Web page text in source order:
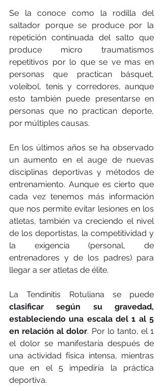
Se la conoce como la rodilla del
saltador porque se produce por la
repetición continuada del salto que
produce micro traumatismos
repetitivos por lo que se ve mas en
personas que practican básquet,
voleibol, tenis y corredores, aunque
esto también puede presentarse en
personas que no practican deporte,
por múltiples causas.
En los últimos años se ha observado
un aumento en el auge de nuevas
disciplinas deportivas y métodos de
entrenamiento. Aunque es cierto que
cada vez tenemos más información
que nos permite evitar lesiones en los
atletas, también va creciendo el nivel
de los deportistas, la competitividad y
la exigencia (personal, de
entrenadores y de los padres) para
llegar a ser atletas de élite.
clasificar según su gravedad,
estableciendo una escala del 1 al 5
en relación al dolor. Por lo tanto, el 1
el dolor se manifestaría después de
una actividad física intensa, mientras
que en el 5 impediría la práctica
deportiva.